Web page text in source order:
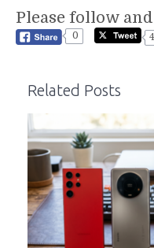
Please follow
0
Related Posts